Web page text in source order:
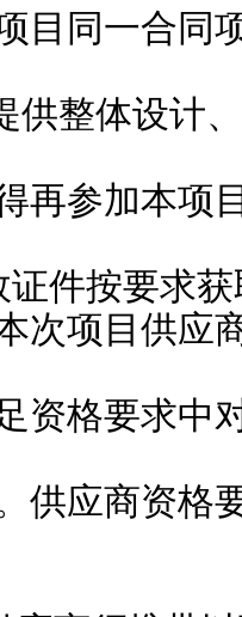
目同一合同
供整体设计
再参加本项
件按要求
次项目供应
资格要求中
供应商资格